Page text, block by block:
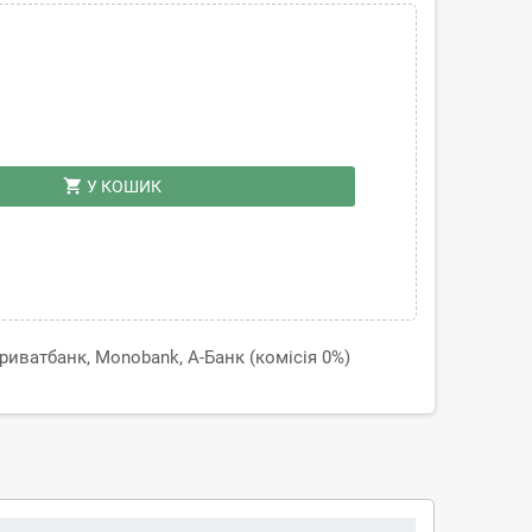
shopping_cart У КОШИК
Monobank, А-Банк (комісія 0%)